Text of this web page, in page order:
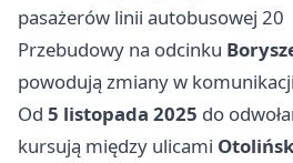
pasażerów linii autobusowej 20
Przebudowy na odcinku
powodują zmiany w
Od 5 listopada 2025 do
kursują między ulicami